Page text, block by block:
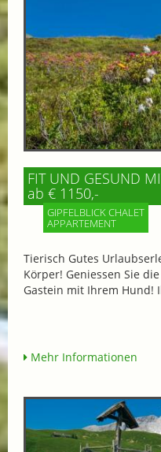
FIT UND GESUND
ab € 1150,-
GIPFELBLICK CHALET
APPARTEMENT
Tierisch Gutes
Körper! Geniessen Sie
Gastein mit Ihrem Hund!
Mehr Informationen